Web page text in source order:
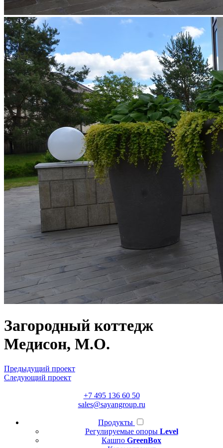
Загородный коттедж
Медисон, М.О.
Предыдущий проект
Следующий проект
+7 495 136 60 50
sales@sayangroup.ru
Продукты
Регулируемые опоры Level
Кашпо GreenBox